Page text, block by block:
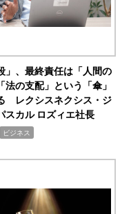
」、最終責任は「人間の
の支配」という「傘」
レクシスネクシス・ジ
スカル ロズィエ社長
ビジネス